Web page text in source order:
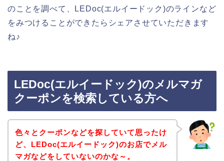
のことを調べて、LEDoc(エルイードック)のラインなど
をみつけることができたらシェアさせていただきます
ね♪
LEDoc(エルイードック)のメルマガ
クーポンを検索している方へ
色々とクーポンなどを探していて思ったけ
ど、LEDoc(エルイードック)のお店でメル
マガなどをしていないのかな～。